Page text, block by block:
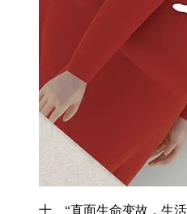
十、“直面生命变故，生